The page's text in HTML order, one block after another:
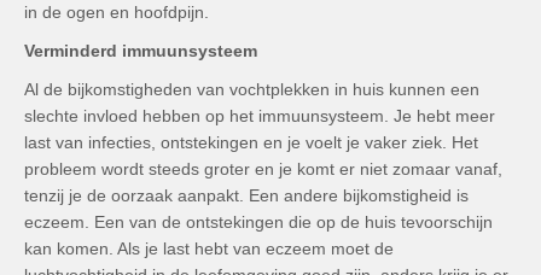
in de ogen en hoofdpijn.
Verminderd immuunsysteem
Al de bijkomstigheden van vochtplekken in huis kunnen een
slechte invloed hebben op het immuunsysteem. Je hebt meer
last van infecties, ontstekingen en je voelt je vaker ziek. Het
probleem wordt steeds groter en je komt er niet zomaar vanaf,
tenzij je de oorzaak aanpakt. Een andere bijkomstigheid is
eczeem. Een van de ontstekingen die op de huis tevoorschijn
kan komen. Als je last hebt van eczeem moet de